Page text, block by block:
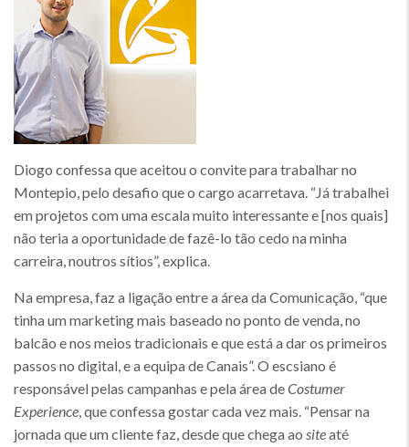
Diogo confessa que aceitou o convite para trabalhar no
Montepio, pelo desafio que o cargo acarretava. “Já trabalhei
em projetos com uma escala muito interessante e [nos quais]
não teria a oportunidade de fazê-lo tão cedo na minha
carreira, noutros sítios”, explica.
Na empresa, faz a ligação entre a área da Comunicação, “que
tinha um marketing mais baseado no ponto de venda, no
balcão e nos meios tradicionais e que está a dar os primeiros
passos no digital, e a equipa de Canais”. O escsiano é
responsável pelas campanhas e pela área deCostumer
Experience, que confessa gostar cada vez mais. “Pensar na
jornada que um cliente faz, desde que chega ao siteaté